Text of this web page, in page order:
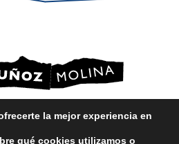
POLÍTICA DE COOKIES
la mejor experiencia en
qué cookies utilizamos o